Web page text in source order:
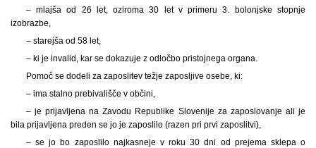
– mlajša od 26 let, oziroma 30 let v primeru 3. bolonjske stopnje
izobrazbe,
– starejša od 58 let,
– ki je invalid, kar se dokazuje z odločbo pristojnega organa.
Pomoč se dodeli za zaposlitev težje zaposljive osebe, ki:
– ima stalno prebivališče v občini,
– je prijavljena na Zavodu Republike Slovenije za zaposlovanje ali je
bila prijavljena preden se jo je zaposlilo (razen pri prvi zaposlitvi),
– se jo bo zaposlilo najkasneje v roku 30 dni od prejema sklepa o